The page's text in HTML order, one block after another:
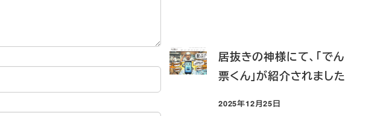
居抜きの神様にて、「でん
票くん」が紹介されました
投稿日
2025年12月25日